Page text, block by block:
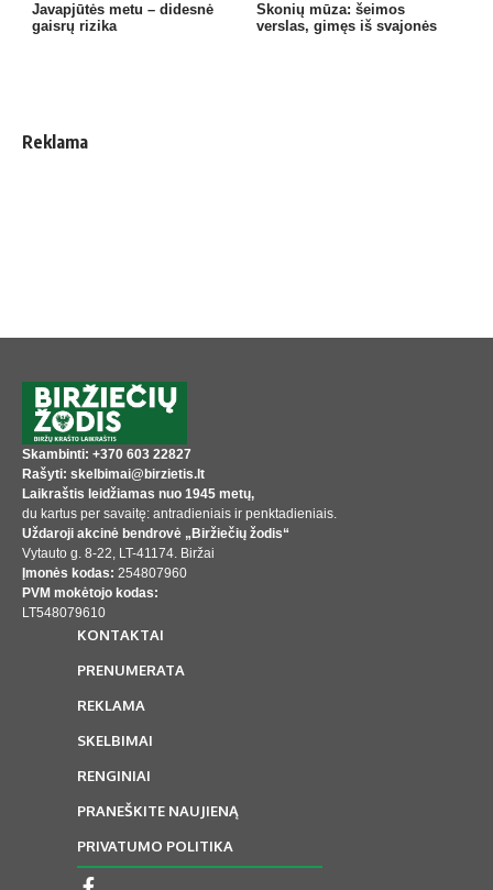
Javapjūtės metu – didesnė
gaisrų rizika
Skonių mūza: šeimos
verslas, gimęs iš svajonės
Reklama
Skambinti: +370 603 22827
Rašyti: skelbimai@birzietis.lt
Laikraštis leidžiamas nuo 1945 metų,
du kartus per savaitę: antradieniais ir penktadieniais.
Uždaroji akcinė bendrovė „Biržiečių žodis“
Vytauto g. 8-22, LT-41174. Biržai
Įmonės kodas: 254807960
PVM mokėtojo kodas:
LT548079610
KONTAKTAI
PRENUMERATA
REKLAMA
SKELBIMAI
RENGINIAI
PRANEŠKITE NAUJIENĄ
PRIVATUMO POLITIKA